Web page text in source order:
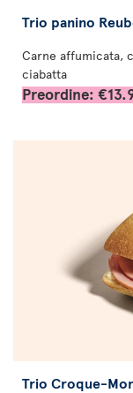
Trio panino
Carne affumicata,
ciabatta
Preordine:
Trio Croque-